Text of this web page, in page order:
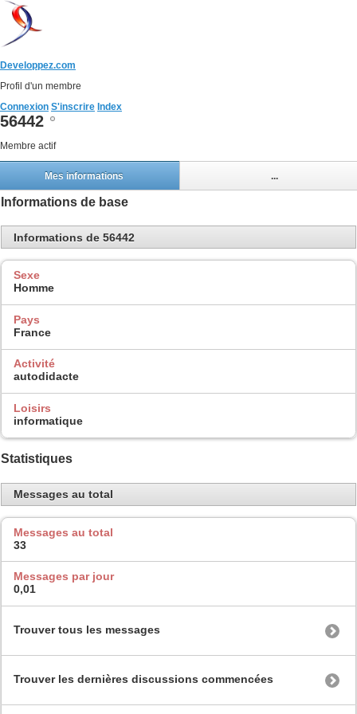
Developpez.com
Profil d'un membre
Connexion S'inscrire Index
56442
Membre actif
Mes informations ...
Informations de base
Informations de 56442
Sexe
Homme
Pays
France
Activité
autodidacte
Loisirs
informatique
Statistiques
Messages au total
Messages au total
33
Messages par jour
0,01
Trouver tous les messages
Trouver les dernières discussions commencées